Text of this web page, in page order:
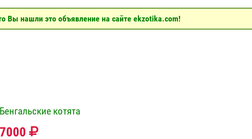
Вы нашли это объявление на сайте ekzotika.com!
Бенгальские котята
7000